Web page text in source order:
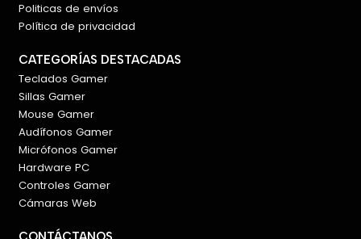
Politicas de envíos
Política de privacidad
CATEGORÍAS DESTACADAS
Teclados Gamer
Sillas Gamer
Mouse Gamer
Audífonos Gamer
Micrófonos Gamer
Hardware PC
Controles Gamer
Cámaras Web